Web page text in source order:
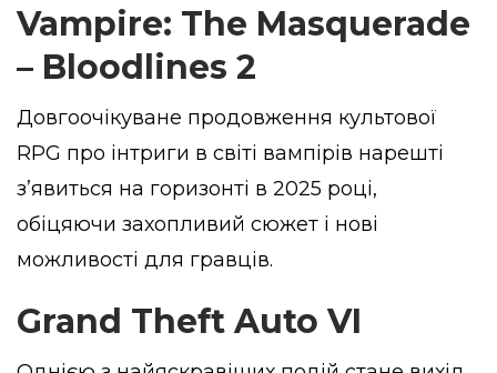
Vampire: The Masquerade
– Bloodlines 2
Довгоочікуване продовження культової
RPG про інтриги в світі вампірів нарешті
з’явиться на горизонті в 2025 році,
обіцяючи захопливий сюжет і нові
можливості для гравців.
Grand Theft Auto VI